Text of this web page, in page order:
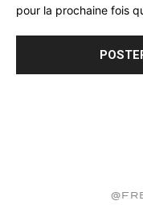
pour la prochaine fois